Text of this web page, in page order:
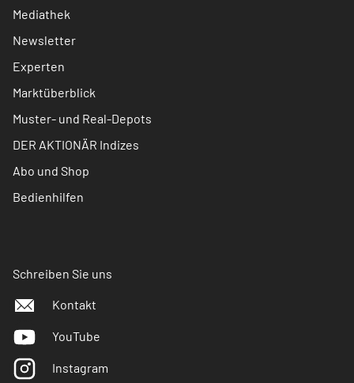
Mediathek
Newsletter
Experten
Marktüberblick
Muster- und Real-Depots
DER AKTIONÄR Indizes
Abo und Shop
Bedienhilfen
Schreiben Sie uns
Kontakt
YouTube
Instagram